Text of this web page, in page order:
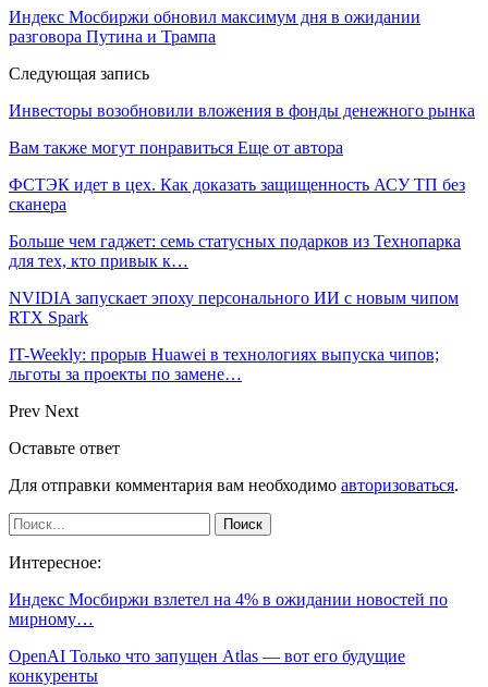
Индекс Мосбиржи обновил максимум дня в ожидании
разговора Путина и Трампа
Следующая запись
Инвесторы возобновили вложения в фонды денежного рынка
Вам также могут понравиться Еще от автора
ФСТЭК идет в цех. Как доказать защищенность АСУ ТП без
сканера
Больше чем гаджет: семь статусных подарков из Технопарка
для тех, кто привык к…
NVIDIA запускает эпоху персонального ИИ с новым чипом
RTX Spark
IT-Weekly: прорыв Huawei в технологиях выпуска чипов;
льготы за проекты по замене…
Prev Next
Оставьте ответ
Для отправки комментария вам необходимо авторизоваться.
Интересное:
Индекс Мосбиржи взлетел на 4% в ожидании новостей по
мирному…
OpenAI Только что запущен Atlas — вот его будущие
конкуренты